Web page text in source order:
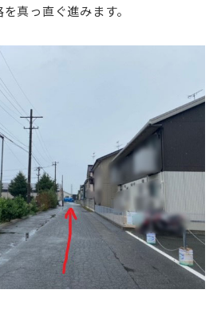
真っ直ぐ進みます。